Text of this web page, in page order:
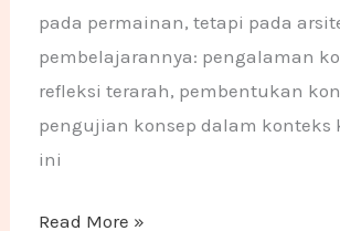
pada permainan, tetapi pada
pembelajarannya: pengalaman
refleksi terarah, pembentukan
pengujian konsep dalam konteks
ini
Read More »